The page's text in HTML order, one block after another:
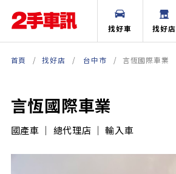
找好車 找好店
首頁 找好店 台中市 言恆國際車業
言恆國際車業
國產車 ｜ 總代理店 ｜ 輸入車